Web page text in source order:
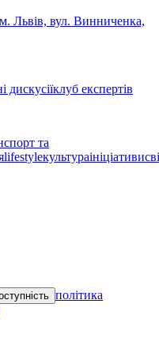
м. Львів, вул. Винниченка,
дискусіїклуб експертів
та
lifestyleкультураініціативи
політика